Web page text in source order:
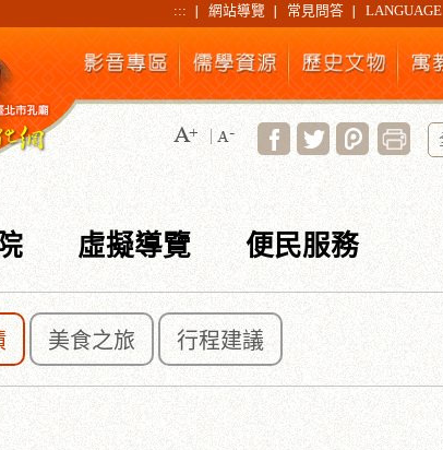
::: 網站導覽 常見問答 LANGUAGE
虛擬導覽 便民服務
美食之旅 行程建議